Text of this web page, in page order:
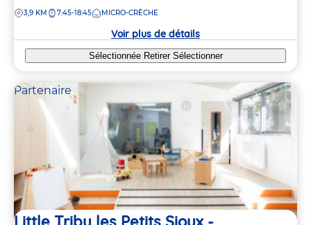
la
DISTANCE
3,9 KM 7:45-18:45 MICRO-CRÈCHE
Voir plus de détails
Sélectionnée Retirer Sélectionner
Partenaire